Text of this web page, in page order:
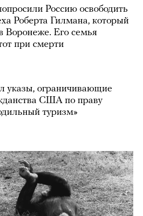
Россию освободить
Роберта Гилмана, который
Воронеже. Его семья
при смерти
указы, ограничивающие
США по праву
туризм»